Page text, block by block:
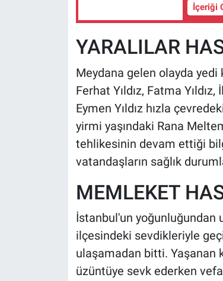
İçeriği
YARALILAR
Meydana gelen olayda yedi
Ferhat Yıldız, Fatma
Eymen Yıldız hızla
yirmi yaşındaki Rana
tehlikesinin devam ettiği
vatandaşların sağlık
MEMLEKET
İstanbul'un yoğunluğundan
ilçesindeki sevdikleriyle
ulaşamadan bitti. Yaşanan
üzüntüye sevk ederken